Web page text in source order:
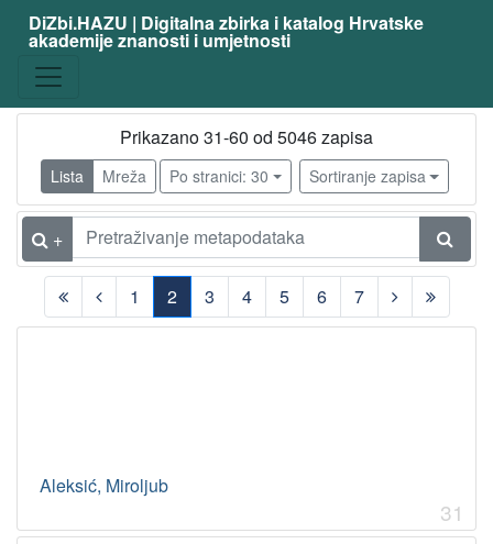
DiZbi.HAZU | Digitalna zbirka i katalog Hrvatske
akademije znanosti i umjetnosti
Prikazano 31-60 od 5046 zapisa
Lista Mreža Po stranici: 30 Sortiranje zapisa
+
1
2
(current)
3 4 5 6 7
Aleksić, Miroljub
31